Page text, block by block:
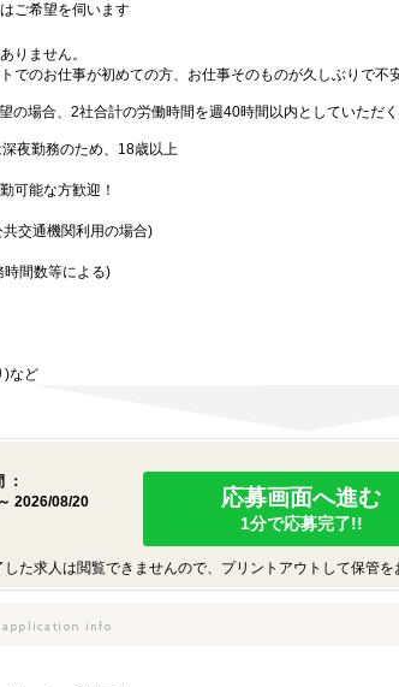
ご希望を伺います
りません。
でのお仕事が初めての方、お仕事そのものが久しぶりで不
の場合、2社合計の労働時間を週40時間以内としていただ
夜勤務のため、18歳以上
可能な方歓迎！
交通機関利用の場合)
時間数等による)
)など
：
2026/08/20
応募画面へ進む
1分で応募完了!!
た求人は閲覧できませんので、プリントアウトして保管を